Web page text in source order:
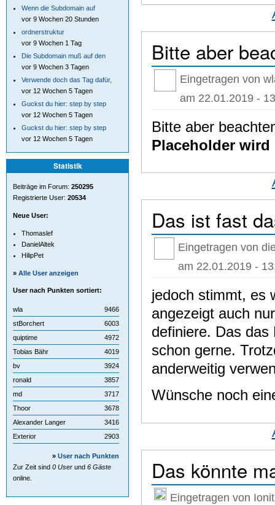
Bitte aber
Eingetragen von
am 22.01.2019 -
Bitte aber
Placeholder
Das ist fast
Eingetragen von
am 22.01.2019 -
jedoch stimmt, es
angezeigt auch
definiere. Das
schon gerne.
anderweitig
Wünsche noch
Das könnte
Eingetragen von
Wenn die Subdomain auf
vor 9 Wochen 20 Stunden
ordnerstruktur
vor 9 Wochen 1 Tag
Die Subdomain muß auf den
vor 9 Wochen 3 Tagen
Verwende doch das Tag dafür,
vor 12 Wochen 5 Tagen
Guckst du hier: step by step
vor 12 Wochen 5 Tagen
Guckst du hier: step by step
vor 12 Wochen 5 Tagen
Statistik
Beiträge im Forum: 250295
Registrierte User: 20534
Neue User:
Thomaslef
DanielAltek
HilipPet
» Alle User anzeigen
User nach Punkten sortiert:
wla
9466
stBorchert
6003
quiptime
4972
Tobias Bähr
4019
bv
3924
ronald
3857
md
3717
Thoor
3678
Alexander Langer
3416
Exterior
2903
» User nach Punkten
Zur Zeit sind 0 User und 6 Gäste
online.